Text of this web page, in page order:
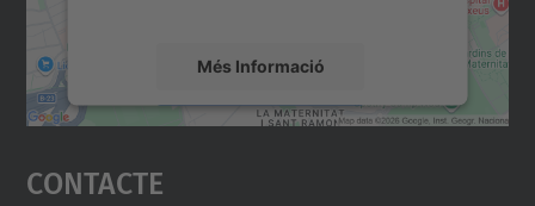
Més Informació
Accepta
powered by
Contacte